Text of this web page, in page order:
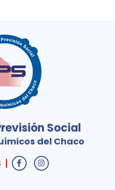
Social
del Chaco